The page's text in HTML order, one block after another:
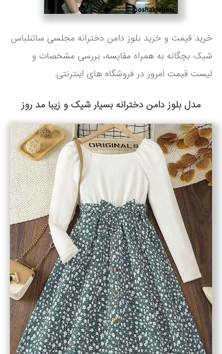
خرید قیمت و خرید بلوز دامن دخترانه مجلسی ساتنلباس
شیک بچگانه به همراه مقایسه، بررسی مشخصات و
لیست قیمت امروز در فروشگاه های اینترنتی.
مدل بلوز دامن دخترانه بسیار شیک و زیبا مد روز